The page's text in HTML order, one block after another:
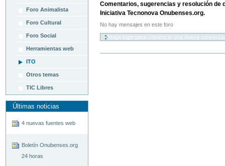
Foro Animalista
Foro Cultural
Foro Social
Herramientas web
ITO
Otros temas
TIC Libres
Últimas noticias
4 nuevas fuentes web
Boletín Onubenses.org
24 horas
Comentarios, sugerencias y resolución de
Iniciativa Tecnonova Onubenses.org.
No hay mensajes en este foro